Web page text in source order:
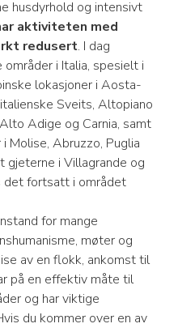
husdyrhold og intensivt
aktiviteten med
redusert. I dag
i Italia, spesielt i
lokasjoner i Aosta-
Sveits, Altopiano
Adige og Carnia, samt
Molise, Abruzzo, Puglia
gjeterne i Villagrande og
det fortsatt i området
for mange
møter og
av en flokk, ankomst til
på en effektiv måte til
og har viktige
du kommer over en av